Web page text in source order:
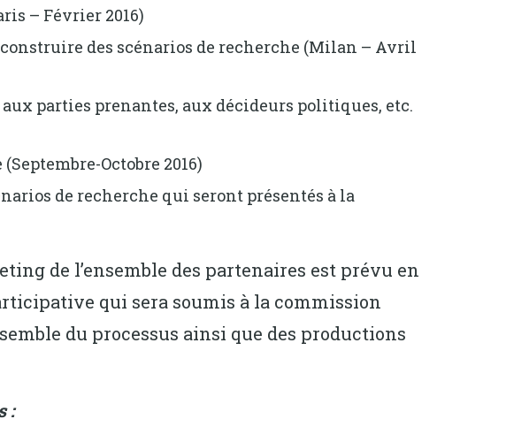
– Février 2016)
des scénarios de recherche (Milan – Avril
parties prenantes, aux décideurs politiques, etc.
Octobre 2016)
de recherche qui seront présentés à la
de l’ensemble des partenaires est prévu en
qui sera soumis à la commission
du processus ainsi que des productions
: